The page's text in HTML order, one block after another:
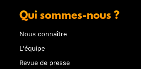
Qui sommes-nous ?
Nous connaître
L'équipe
Revue de presse